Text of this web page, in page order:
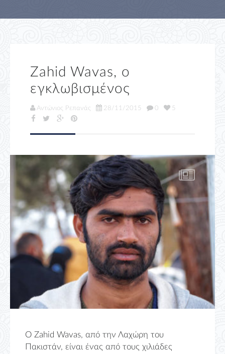
Zahid Wavas, ο
εγκλωβισμένος
Αντώνιος Ρεπανάς 28/11/2015 0 5
Ο Zahid Wavas, από την Λαχώρη του
Πακιστάν, είναι ένας από τους χιλιάδες